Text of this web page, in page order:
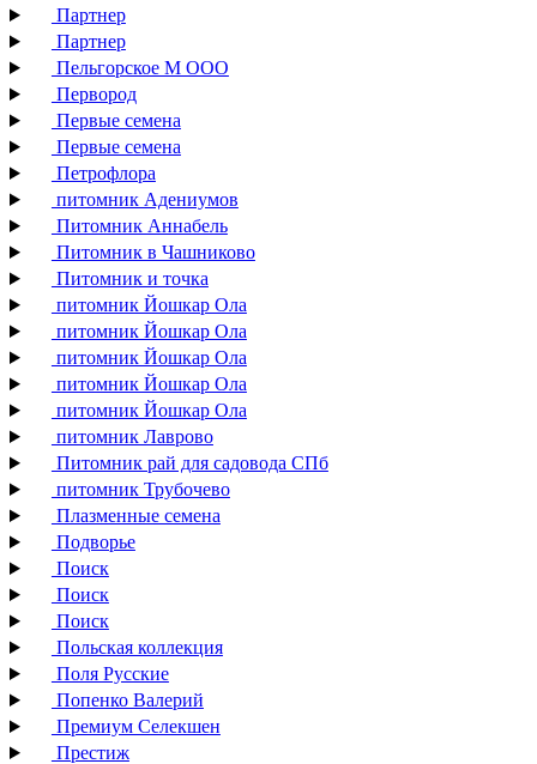
Партнер
Партнер
Пельгорское М ООО
Первород
Первые семена
Первые семена
Петрофлора
питомник Адениумов
Питомник Аннабель
Питомник в Чашниково
Питомник и точка
питомник Йошкар Ола
питомник Йошкар Ола
питомник Йошкар Ола
питомник Йошкар Ола
питомник Йошкар Ола
питомник Лаврово
Питомник рай для садовода СПб
питомник Трубочево
Плазменные семена
Подворье
Поиск
Поиск
Поиск
Польская коллекция
Поля Русские
Попенко Валерий
Премиум Селекшен
Престиж